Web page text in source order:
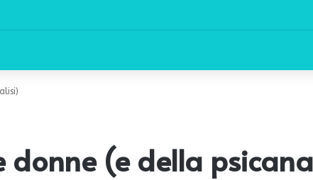
donne (e della